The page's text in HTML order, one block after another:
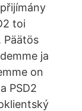
toi
Päätös
ja
on
PSD2